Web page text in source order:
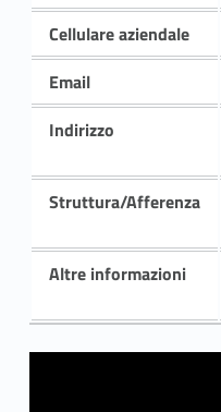
Cellulare aziendale
Email
Indirizzo
Struttura/Afferenza
Altre informazioni